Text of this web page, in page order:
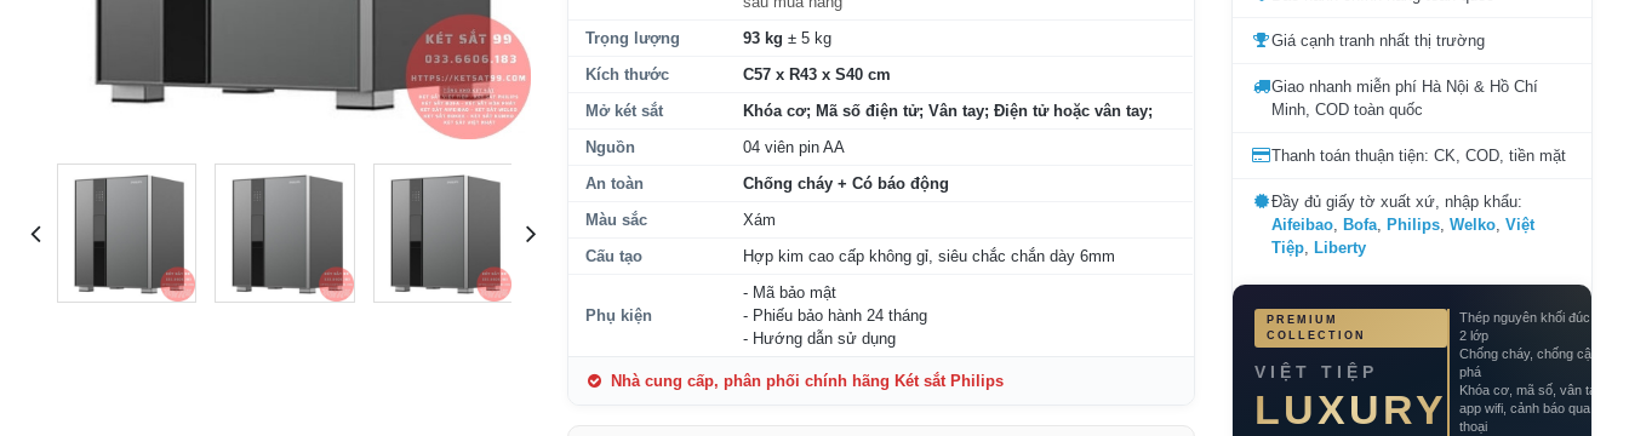
Trọng lượng
93 kg ± 5 kg
Kích thước
C57 x R43 x S40 cm
Mở két sắt
Khóa cơ; Mã số điện tử; Vân tay; Điện tử hoặc vân tay;
Nguồn
04 viên pin AA
An toàn
Chống cháy + Có báo động
Màu sắc
Xám
Cấu tạo
Hợp kim cao cấp không gỉ, siêu chắc chắn dày 6mm
Phụ kiện
- Mã bảo mật
- Phiếu bảo hành 24 tháng
- Hướng dẫn sử dụng
Nhà cung cấp, phân phối chính hãng Két sắt Philips
Giá cạnh tranh nhất thị trường
Giao nhanh miễn phí Hà Nội & Hồ Chí
Minh, COD toàn quốc
Thanh toán thuận tiện: CK, COD, tiền mặt
Đầy đủ giấy tờ xuất xứ, nhập khẩu:
Aifeibao, Bofa, Philips, Welko, Việt
Tiệp, Liberty
PREMIUM
COLLECTION
VIỆT TIỆP
LUXURY
Thép nguyên khối đúc đặc
2 lớp
Chống cháy, chống cậy
phá
Khóa cơ, mã số, vân tay,
app wifi, cảnh báo qua điện
thoại